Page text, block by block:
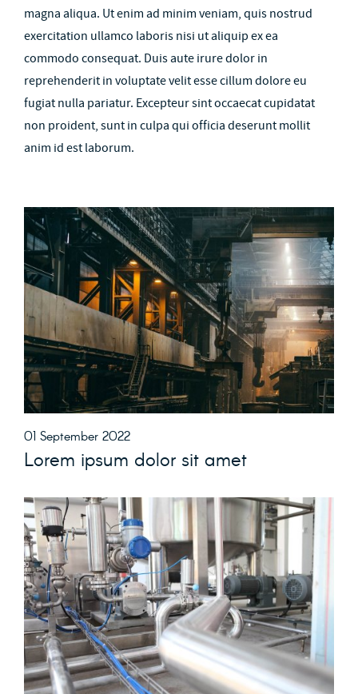
magna aliqua. Ut enim ad minim veniam, quis nostrud
exercitation ullamco laboris nisi ut aliquip ex ea
commodo consequat. Duis aute irure dolor in
reprehenderit in voluptate velit esse cillum dolore eu
fugiat nulla pariatur. Excepteur sint occaecat cupidatat
non proident, sunt in culpa qui officia deserunt mollit
anim id est laborum.
01 September 2022
Lorem ipsum dolor sit amet